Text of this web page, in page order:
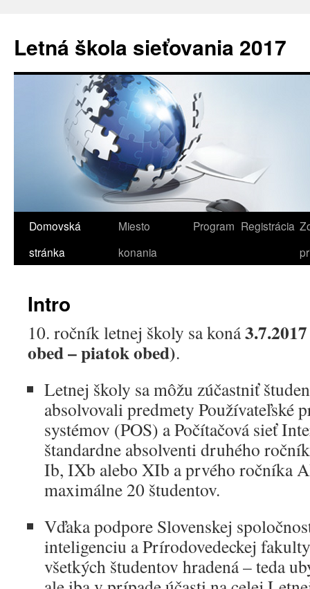
Letná škola sieťovania 2017
Preskočiť
na
Domovská
stránka
Miesto
konania
Program Registrácia
Intro
10. ročník letnej školy sa koná
obed – piatok obed).
Letnej školy sa môžu zúčastniť
absolvovali predmety Používateľské
systémov (POS) a Počítačová sieť
štandardne absolventi druhého
Ib, IXb alebo XIb a prvého ročníka
maximálne 20 študentov.
Vďaka podpore Slovenskej
inteligenciu a Prírodovedeckej
všetkých študentov hradená – teda